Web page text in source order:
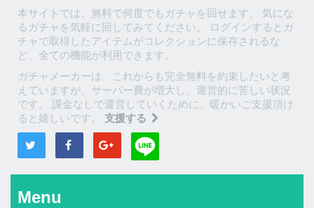
本サイトでは、無料で何度でもガチャを回せます。 気にな
るガチャを気軽に回してみてください。 ログインするとガ
チャで取得したアイテムがコレクションに保存されるな
ど、全ての機能が利用できます。
ガチャメーカーは、これからも完全無料を約束したいと考
えていますが、サーバー費が増大し、運営的に苦しい状況
です。 課金なしで運営していくために、暖かいご支援頂け
ると嬉しいです。 支援する
Menu